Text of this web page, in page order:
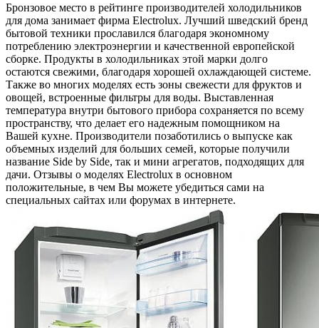
Бронзовое место в рейтинге производителей холодильников
для дома занимает фирма Electrolux. Лучший шведский бренд
бытовой техники прославился благодаря экономному
потреблению электроэнергии и качественной европейской
сборке. Продукты в холодильниках этой марки долго
остаются свежими, благодаря хорошей охлаждающей системе.
Также во многих моделях есть зоны свежести для фруктов и
овощей, встроенные фильтры для воды. Выставленная
температура внутри бытового прибора сохраняется по всему
пространству, что делает его надежным помощником на
Вашей кухне. Производители позаботились о выпуске как
объемных изделий для больших семей, которые получили
название Side by Side, так и мини агрегатов, подходящих для
дачи. Отзывы о моделях Electrolux в основном
положительные, в чем Вы можете убедиться сами на
специальных сайтах или форумах в интернете.